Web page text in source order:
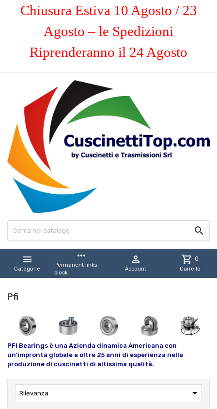
Chiusura Estiva 10 Agosto / 23
Agosto – le Spedizioni
Riprenderanno il 24 Agosto


Categorie
more_horiz
Permanent links
block

Account
shopping_cart 0
Carrello
Pfi
PFI Bearings è una Azienda dinamica Americana con
un'impronta globale e oltre 25 anni di esperienza nella
produzione di cuscinetti di altissima qualità.
Rilevanza 